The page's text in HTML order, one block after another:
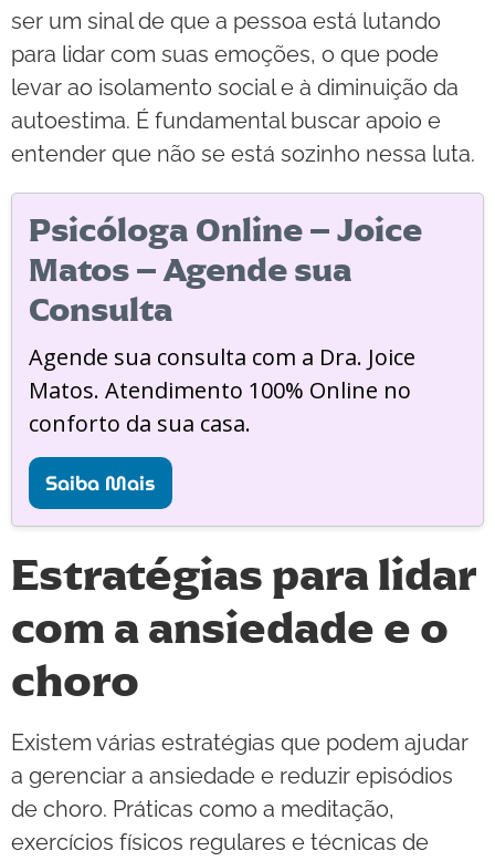
ser um sinal de que a pessoa está lutando
para lidar com suas emoções, o que pode
levar ao isolamento social e à diminuição da
autoestima. É fundamental buscar apoio e
entender que não se está sozinho nessa luta.
Psicóloga Online – Joice
Matos – Agende sua
Consulta
Agende sua consulta com a Dra. Joice
Matos. Atendimento 100% Online no
conforto da sua casa.
Saiba Mais
Estratégias para lidar
com a ansiedade e o
choro
Existem várias estratégias que podem ajudar
a gerenciar a ansiedade e reduzir episódios
de choro. Práticas como a meditação,
exercícios físicos regulares e técnicas de